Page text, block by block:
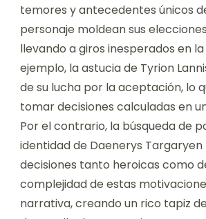
temores y antecedentes únicos
personaje moldean sus
llevando a giros inesperados en
ejemplo, la astucia de Tyrion
de su lucha por la aceptación, lo
tomar decisiones calculadas en
Por el contrario, la búsqueda de
identidad de Daenerys
decisiones tanto heroicas como
complejidad de estas
narrativa, creando un rico tapiz